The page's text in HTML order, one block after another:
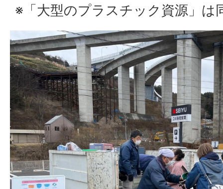
※「大型のプラスチック資源」は